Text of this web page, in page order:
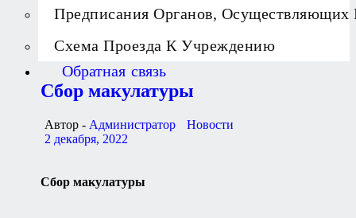
Предписания Органов, Осуществляющих
Схема Проезда К Учреждению
Обратная связь
Сбор макулатуры
Автор - Администратор
Новости
2 декабря, 2022
Сбор макулатуры